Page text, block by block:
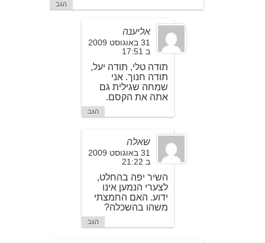
הגב
אליענה
31 באוגוסט 2009
ב 17:51
תודה טלי, תודה יעל,
תודה חנוך. אני
שמחה שגילית גם
אתה את הקסם.
הגב
שאלה
31 באוגוסט 2009
ב 21:22
השיר יפה בהחלט,
לצערי הנמען אינו
ידוע. האם החמצתי
משהו בהשכלה?
הגב